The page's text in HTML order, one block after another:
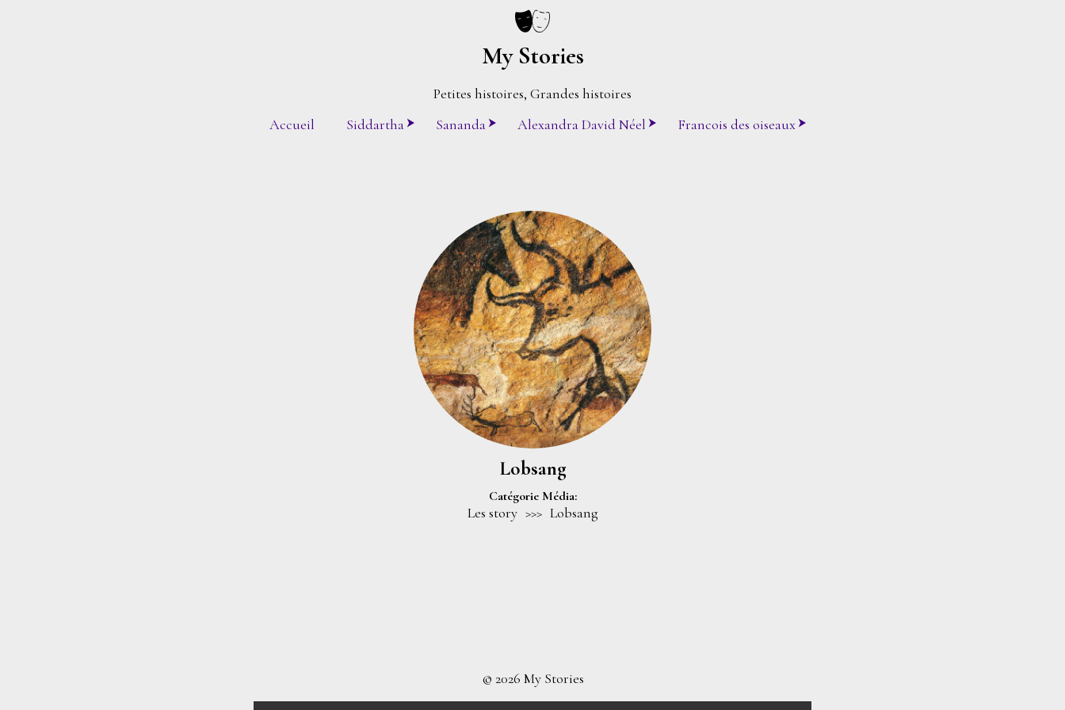
My Stories
Petites histoires, Grandes histoires
Accueil
Siddartha Sananda Alexandra David Néel Francois des oiseaux
Lobsang
Catégorie Média:
Les story >>> Lobsang
© 2026 My Stories